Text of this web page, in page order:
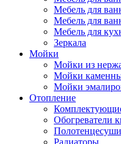
Мебель для
Мебель для
Мебель для
Зеркала
Мойки
Мойки из
Мойки
Мойки
Отопление
Обогреватели
Радиаторы